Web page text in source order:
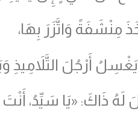
مِنْشَفَةً وَاتَّزَرَ بِهَا،
أَرْجُلَ التَّلاَمِيذِ
ذَاكَ: «يَا سَيِّدُ،